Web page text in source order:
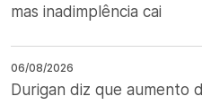
mas inadimplência cai
06/08/2026
Durigan diz que aumento